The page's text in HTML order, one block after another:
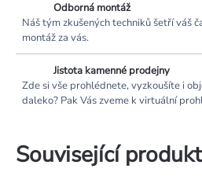
Odborná montáž
Náš tým zkušených techniků šetří váš
montáž za vás.
Jistota kamenné prodejny
Zde si vše prohlédnete, vyzkoušíte i
daleko? Pak Vás zveme k virtuální
Související